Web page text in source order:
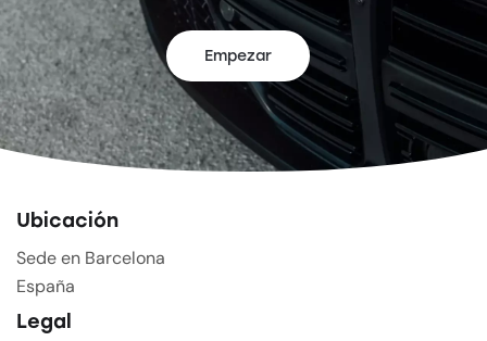
Empezar
Ubicación
Sede en Barcelona
España
Legal